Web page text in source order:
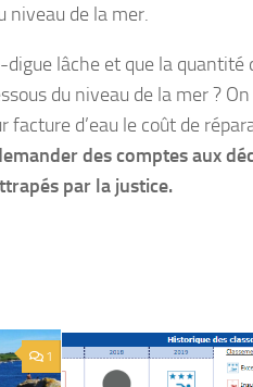
niveau de la mer.
lâche et que la quantité
du niveau de la mer ?
facture d’eau le coût de
des comptes aux
par la justice.
1